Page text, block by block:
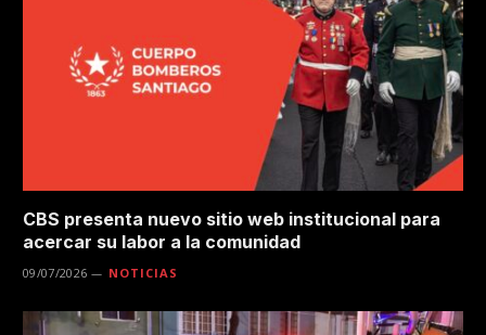
CBS presenta nuevo sitio web institucional para
acercar su labor a la comunidad
09/07/2026 NOTICIAS